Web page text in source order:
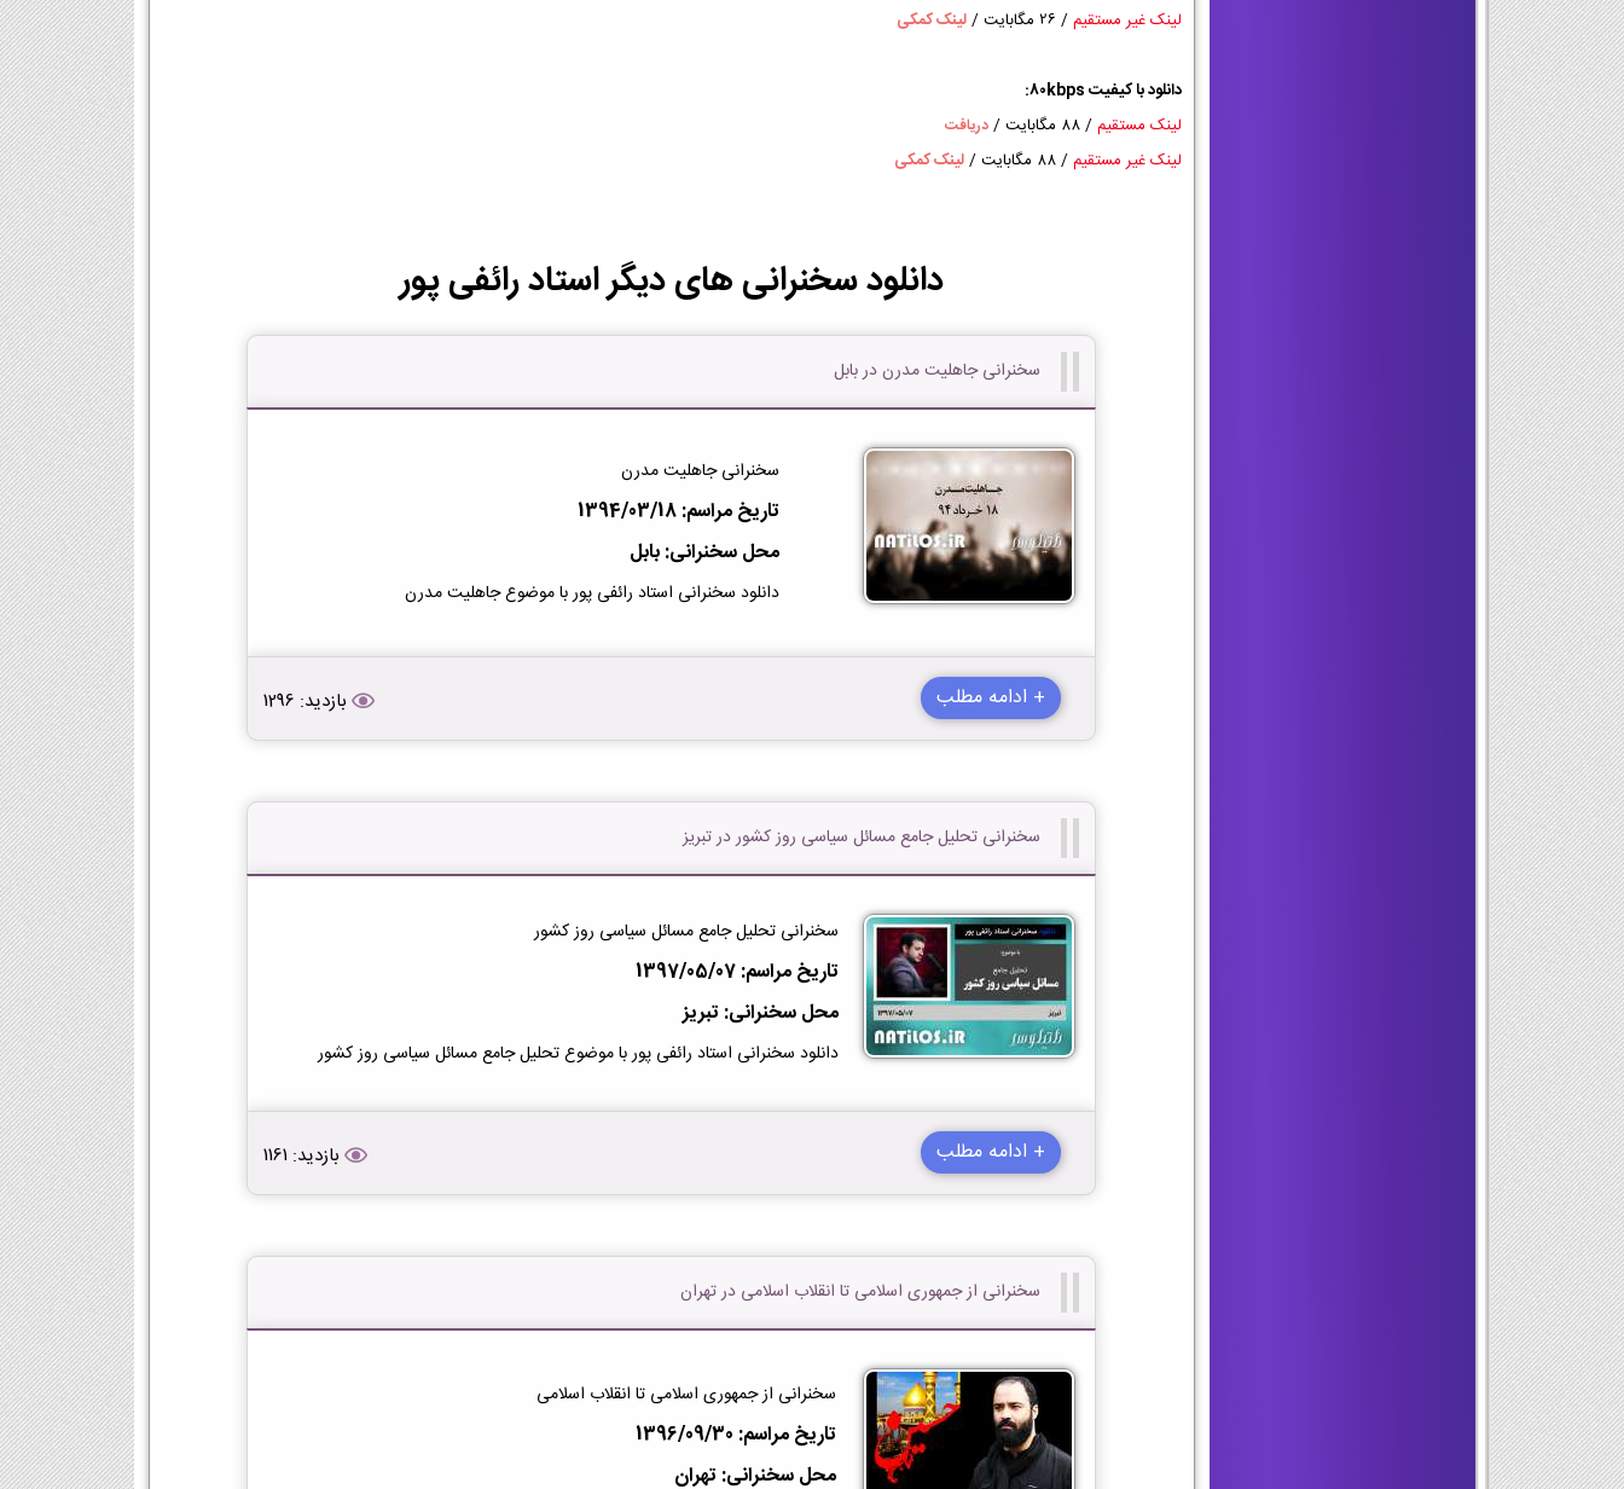
لینک غیر مستقیم / 26 مگابایت / لینک کمکی
دانلود با کیفیت 80kbps:
لینک مستقیم / 88 مگابایت / دریافت
لینک غیر مستقیم / 88 مگابایت / لینک کمکی
دانلود سخنرانی های دیگر استاد رائفی پور
سخنرانی جاهلیت مدرن در بابل
سخنرانی جاهلیت مدرن
تاریخ مراسم: 1394/03/18
محل سخنرانی: بابل
دانلود سخنرانی استاد رائفی پور با موضوع جاهلیت مدرن
+ ادامه مطلب بازدید: 1296
سخنرانی تحلیل جامع مسائل سیاسی روز کشور در تبریز
سخنرانی تحلیل جامع مسائل سیاسی روز کشور
تاریخ مراسم: 1397/05/07
محل سخنرانی: تبریز
دانلود سخنرانی استاد رائفی پور با موضوع تحلیل جامع مسائل سیاسی روز کشور
+ ادامه مطلب بازدید: 1161
سخنرانی از جمهوری اسلامی تا انقلاب اسلامی در تهران
سخنرانی از جمهوری اسلامی تا انقلاب اسلامی
تاریخ مراسم: 1396/09/30
محل سخنرانی: تهران